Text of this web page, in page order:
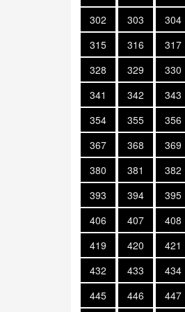
302
303 304
315
316 317
328
329 330
341
342 343
354
355 356
367
368 369
380
381 382
393
394 395
406
407 408
419
420 421
432
433 434
445
446 447